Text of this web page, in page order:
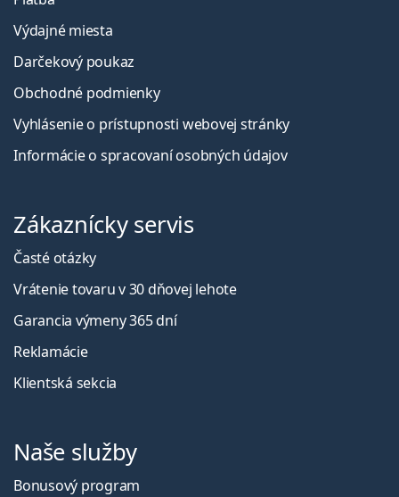
Výdajné miesta
Darčekový poukaz
Obchodné podmienky
Vyhlásenie o prístupnosti webovej stránky
Informácie o spracovaní osobných údajov
Zákaznícky servis
Časté otázky
Vrátenie tovaru v 30 dňovej lehote
Garancia výmeny 365 dní
Reklamácie
Klientská sekcia
Naše služby
Bonusový program